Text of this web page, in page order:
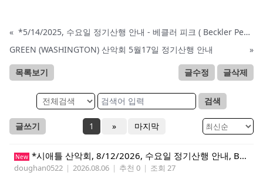
«
*5/14/2025, 수요일 정기산행 안내 - 베클러 피크 ( Beckler Peak)*
GREEN (WASHINGTON) 산악회 5월17일 정기산행 안내
»
목록보기 글수정 글삭제
검색
글쓰기 1 » 마지막
New *시애틀 산악회, 8/12/2026, 수요일 정기산행 안내, Beckler Peak*
doughan0522 | 2026.08.06 | 추천 0 | 조회 27